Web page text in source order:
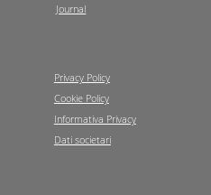
Journal
Privacy Policy
Cookie Policy
Informativa Privacy
Dati societari